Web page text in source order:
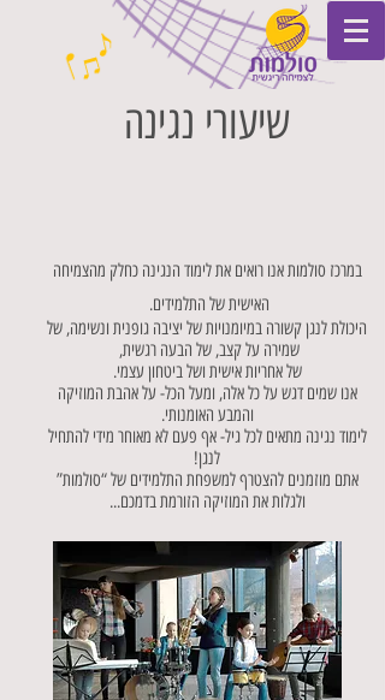
שיעורי נגינה
במרכז סולמות אנו רואים את לימוד הנגינה כחלק מהצמיחה
האישית של התלמידים.
היכולת לנגן קשורה במיומנויות של יציבה גופנית ונשימה, של
שמירה על קצב, של הבעה רגשית,
של אחריות אישית ושל ביטחון עצמי.
אנו שמים דגש על כל אלה, ומעל הכל- על אהבת המוזיקה
והמבע האומנותי.
לימוד נגינה מתאים לכל גיל- אף פעם לא מאוחר מידי להתחיל
לנגן!
אתם מוזמנים להצטרף למשפחת התלמידים של “סולמות”
ולגלות את המוזיקה הזורמת בדמכם...